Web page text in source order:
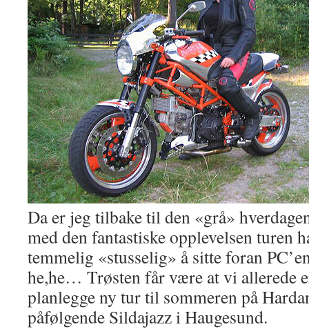
Da er jeg tilbake til den «grå»
med den fantastiske opplevelsen turen
temmelig «stusselig» å sitte foran
he,he… Trøsten får være at vi allerede
planlegge ny tur til sommeren på
påfølgende Sildajazz i Haugesund.